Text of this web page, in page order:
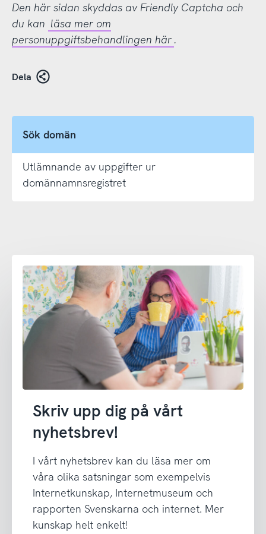
Den här sidan skyddas av Friendly Captcha och
du kan läsa mer om
personuppgiftsbehandlingen här .
Dela
Sök domän
Utlämnande av uppgifter ur
domännamnsregistret
Skriv upp dig på vårt
nyhetsbrev!
I vårt nyhetsbrev kan du läsa mer om
våra olika satsningar som exempelvis
Internetkunskap, Internetmuseum och
rapporten Svenskarna och internet. Mer
kunskap helt enkelt!